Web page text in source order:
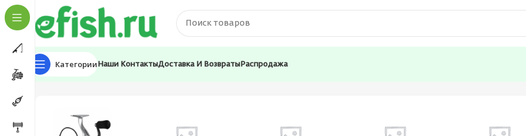
Категории Наши КонтактыДоставка И Возвраты Распродажа
Главная Товар Цвет воблера